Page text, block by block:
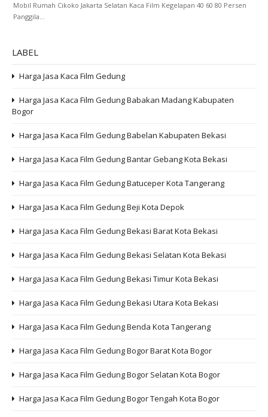
Mobil Rumah Cikoko Jakarta Selatan Kaca Film Kegelapan 40 60 80 Persen
Panggila...
LABEL
Harga Jasa Kaca Film Gedung
Harga Jasa Kaca Film Gedung Babakan Madang Kabupaten
Bogor
Harga Jasa Kaca Film Gedung Babelan Kabupaten Bekasi
Harga Jasa Kaca Film Gedung Bantar Gebang Kota Bekasi
Harga Jasa Kaca Film Gedung Batuceper Kota Tangerang
Harga Jasa Kaca Film Gedung Beji Kota Depok
Harga Jasa Kaca Film Gedung Bekasi Barat Kota Bekasi
Harga Jasa Kaca Film Gedung Bekasi Selatan Kota Bekasi
Harga Jasa Kaca Film Gedung Bekasi Timur Kota Bekasi
Harga Jasa Kaca Film Gedung Bekasi Utara Kota Bekasi
Harga Jasa Kaca Film Gedung Benda Kota Tangerang
Harga Jasa Kaca Film Gedung Bogor Barat Kota Bogor
Harga Jasa Kaca Film Gedung Bogor Selatan Kota Bogor
Harga Jasa Kaca Film Gedung Bogor Tengah Kota Bogor